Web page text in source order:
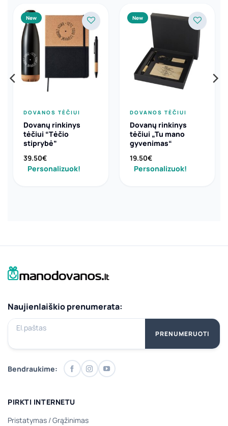
New
DOVANOS TĖČIUI
Dovanų rinkinys
tėčiui “Tėčio
stiprybė”
39.50€
Personalizuok!
New
DOVANOS TĖČIUI
Dovanų rinkinys
tėčiui „Tu mano
gyvenimas“
19.50€
Personalizuok!
Naujienlaiškio prenumerata:
El.paštas
PRENUMERUOTI
Bendraukime:
PIRKTI INTERNETU
Pristatymas /Grąžinimas